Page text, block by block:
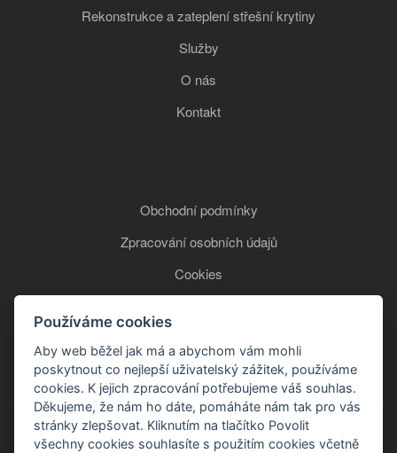
Rekonstrukce a zateplení střešní krytiny
Služby
O nás
Kontakt
Obchodní podmínky
Zpracování osobních údajů
Cookies
+420 777 850 465
Používáme cookies
Aby web běžel jak má a abychom vám mohli
poskytnout co nejlepší uživatelský zážitek, používáme
cookies. K jejich zpracování potřebujeme váš souhlas.
Děkujeme, že nám ho dáte, pomáháte nám tak pro vás
stránky zlepšovat. Kliknutím na tlačítko Povolit
všechny cookies souhlasíte s použitím cookies včetně